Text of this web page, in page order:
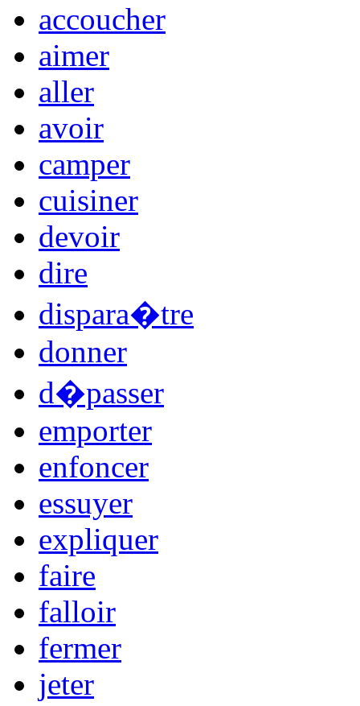
accoucher
aimer
aller
avoir
camper
cuisiner
devoir
dire
dispara�tre
donner
d�passer
emporter
enfoncer
essuyer
expliquer
faire
falloir
fermer
jeter